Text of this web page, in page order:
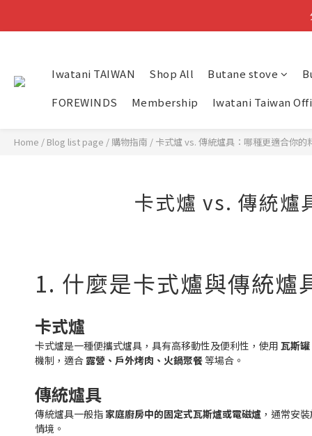
Iwatani TAIWAN Shop All Butane stove
FOREWINDS
Membership Iwatani Taiwan
Home / Blog list page / 購物指南 / 卡式爐 vs. 傳統爐具：哪種更適合你的
卡式爐 vs. 傳統爐
1. 什麼是卡式爐與傳統爐
卡式爐
卡式爐是一種便攜式爐具，具有高移動性及便利性，使用 瓦斯罐
機制，適合 露營、戶外烤肉、火鍋聚餐等場合。
傳統爐具
傳統爐具一般指 家庭廚房中的固定式瓦斯爐或電磁爐 ，通常安
情境。